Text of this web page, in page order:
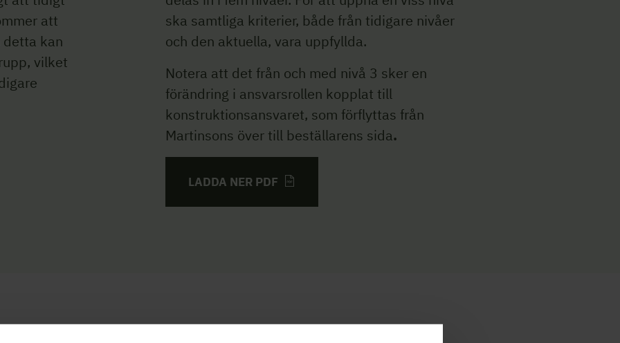
att
detta kan
vilket
ska samtliga kriterier, både från tidigare nivåer
och den aktuella, vara uppfyllda.
Notera att det från och med nivå 3 sker en
förändring i ansvarsrollen kopplat till
konstruktionsansvaret, som förflyttas från
Martinsons över till beställarens sida.
LADDA NER PDF